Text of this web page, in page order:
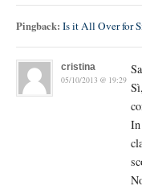
Pingback: Is it All Over for
cristina
05/10/2013 @ 19:29
In